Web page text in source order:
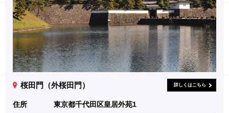
桜田門（外桜田門） 詳しくはこちら
住所 東京都千代田区皇居外苑1